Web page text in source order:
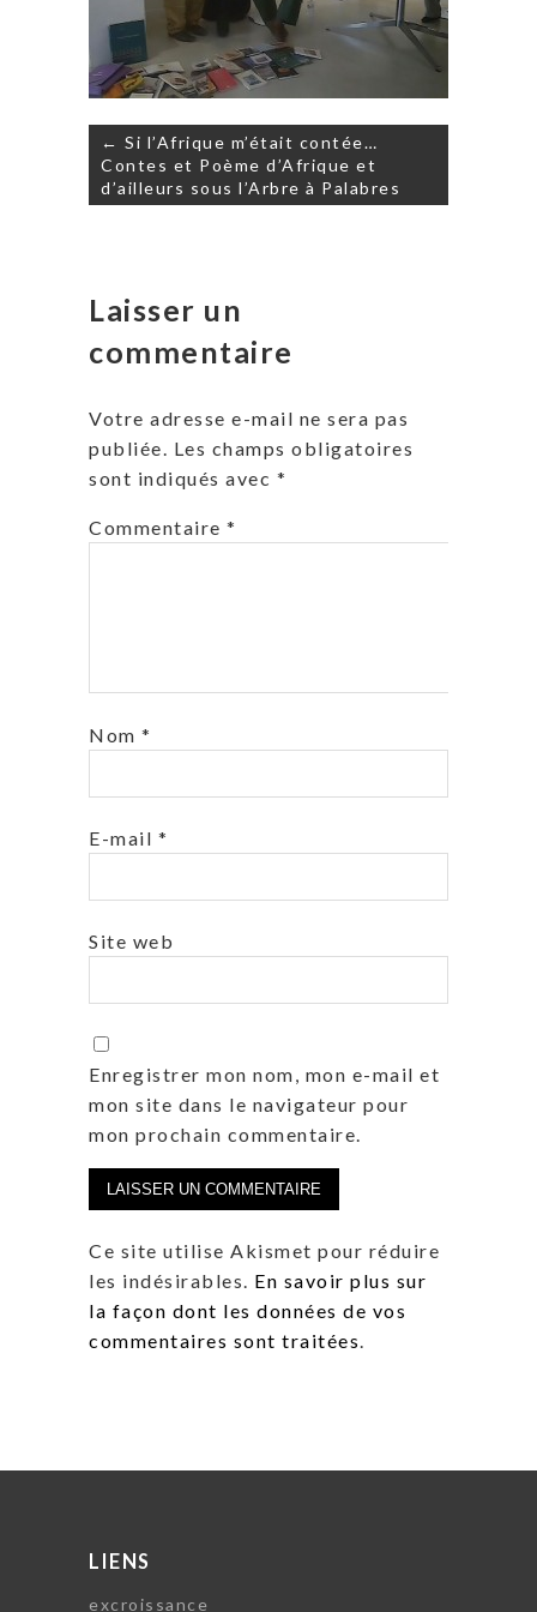
Navigation
de
l’article
← Si l’Afrique m’était contée…
Contes et Poème d’Afrique et
d’ailleurs sous l’Arbre à Palabres
Laisser un
commentaire
Votre adresse e-mail ne sera pas
publiée. Les champs obligatoires
sont indiqués avec *
Commentaire *
Nom *
E-mail *
Site web
Enregistrer mon nom, mon e-mail et
mon site dans le navigateur pour
mon prochain commentaire.
Ce site utilise Akismet pour réduire
les indésirables. En savoir plus sur
la façon dont les données de vos
commentaires sont traitées.
LIENS
excroissance